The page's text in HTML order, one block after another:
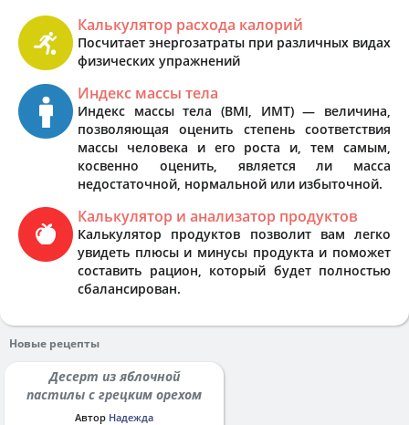
Калькулятор расхода калорий
Посчитает энергозатраты при различных видах
физических упражнений
Индекс массы тела
Индекс массы тела (BMI, ИМТ) — величина,
позволяющая оценить степень соответствия
массы человека и его роста и, тем самым,
косвенно оценить, является ли масса
недостаточной, нормальной или избыточной.
Калькулятор и анализатор продуктов
Калькулятор продуктов позволит вам легко
увидеть плюсы и минусы продукта и поможет
составить рацион, который будет полностью
сбалансирован.
Новые рецепты
Десерт из яблочной
пастилы с грецким орехом
Автор Надежда